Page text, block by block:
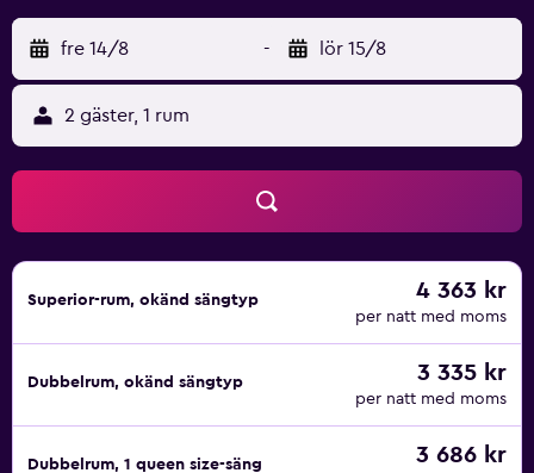
området. Här finns även gym och bastu.
Fritidsaktiviteterna nedan finns antingen tillgängliga på
plats eller i närheten. Avgifter kan tillkomma.
fre 14/8 - lör 15/8
2 gäster, 1 rum
Superior-rum, okänd sängtyp 4 363 kr
per natt med moms
Dubbelrum, okänd sängtyp 3 335 kr
per natt med moms
Dubbelrum, 1 queen size-säng 3 686 kr